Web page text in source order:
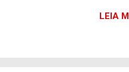
que reflete uma
nacional. O Que
ocorre em diversas
LEIA